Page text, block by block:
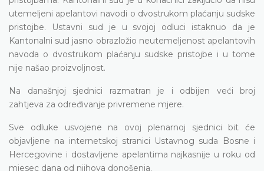
utemeljeni apelantovi navodi o dvostrukom plaćanju sudske
pristojbe. Ustavni sud je u svojoj odluci istaknuo da je
Kantonalni sud jasno obrazložio neutemeljenost apelantovih
navoda o dvostrukom plaćanju sudske pristojbe i u tome
nije našao proizvoljnost.
Na današnjoj sjednici razmatran je i odbijen veći broj
zahtjeva za određivanje privremene mjere.
Sve odluke usvojene na ovoj plenarnoj sjednici bit će
objavljene na internetskoj stranici Ustavnog suda Bosne i
Hercegovine i dostavljene apelantima najkasnije u roku od
mjesec dana od njihova donošenja.